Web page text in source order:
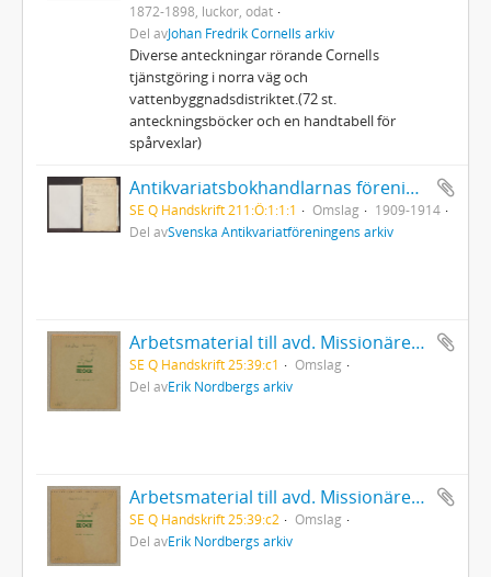
1872-1898, luckor, odat
Del avJohan Fredrik Cornells arkiv
Diverse anteckningar rörande CornelIs
tjänstgöring i norra väg och
vattenbyggnadsdistriktet.(72 st.
anteckningsböcker och en handtabell för
spårvexlar)
Antikvariatsbokhandlarnas förening. Diverse handlingar, bl.a. protokoll, kassabok och klippsamling
SE Q Handskrift 211:Ö:1:1:1 Omslag
1909-1914
Del avSvenska Antikvariatföreningens arkiv
Arbetsmaterial till avd. Missionärer. Handskrivet (del 1)
SE Q Handskrift 25:39:c1
Omslag
Del avErik Nordbergs arkiv
Arbetsmaterial till avd. Missionärer. Handskrivet (del 2)
SE Q Handskrift 25:39:c2
Omslag
Del avErik Nordbergs arkiv